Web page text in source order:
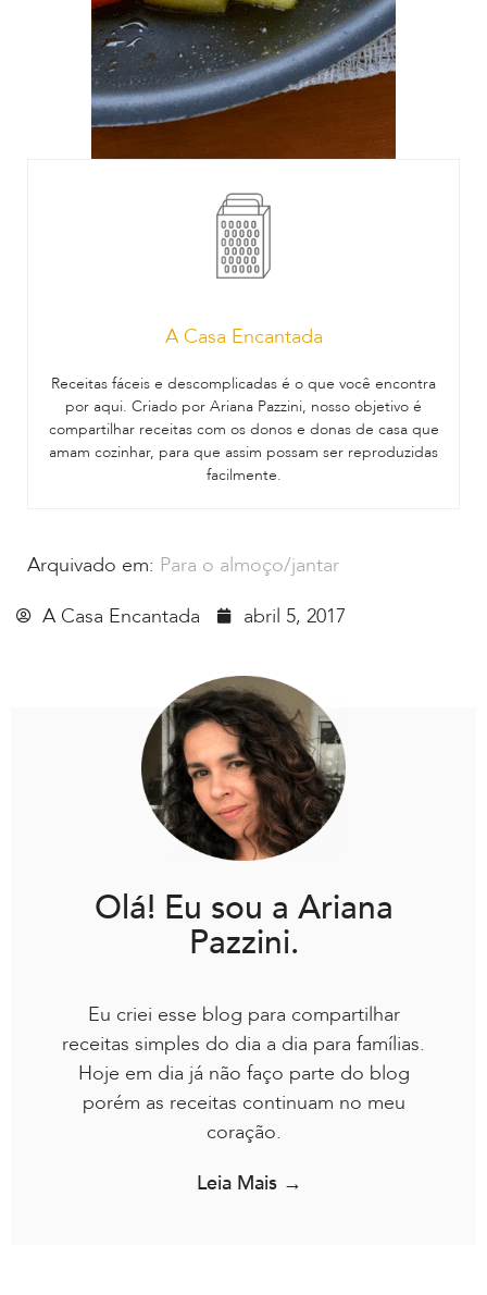
A Casa Encantada
Receitas fáceis e descomplicadas é o que você encontra
por aqui. Criado por Ariana Pazzini, nosso objetivo é
compartilhar receitas com os donos e donas de casa que
amam cozinhar, para que assim possam ser reproduzidas
facilmente.
Arquivado em: Para o almoço/jantar
A Casa Encantada
abril 5, 2017
Olá! Eu sou a Ariana
Pazzini.
Eu criei esse blog para compartilhar
receitas simples do dia a dia para famílias.
Hoje em dia já não faço parte do blog
porém as receitas continuam no meu
coração.
Leia Mais →